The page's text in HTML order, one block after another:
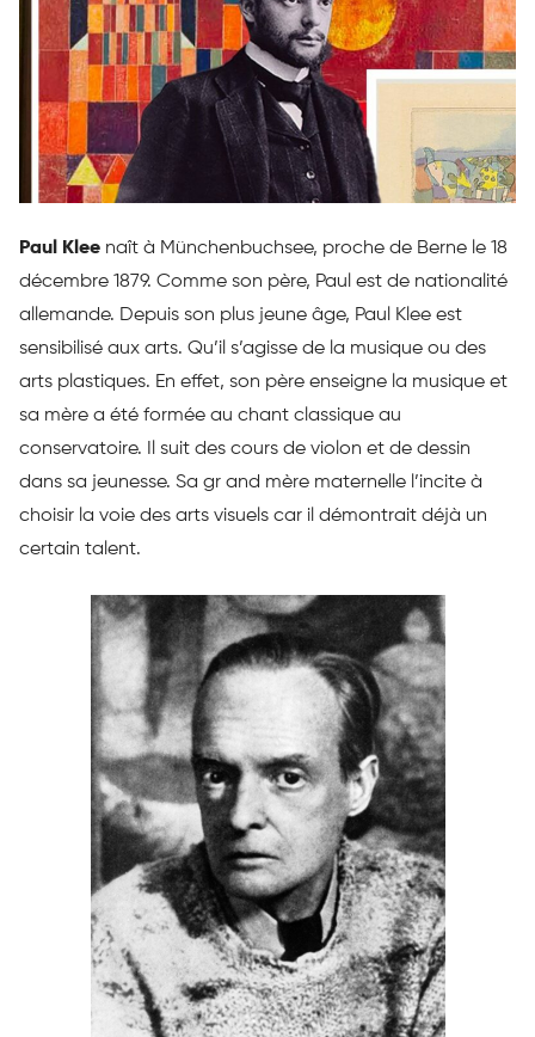
Paul Klee naît à Münchenbuchsee, proche de Berne le 18
décembre 1879. Comme son père, Paul est de nationalité
allemande. Depuis son plus jeune âge, Paul Klee est
sensibilisé aux arts. Qu’il s’agisse de la musique ou des
arts plastiques. En effet, son père enseigne la musique et
sa mère a été formée au chant classique au
conservatoire. Il suit des cours de violon et de dessin
dans sa jeunesse. Sa gr and mère maternelle l’incite à
choisir la voie des arts visuels car il démontrait déjà un
certain talent.